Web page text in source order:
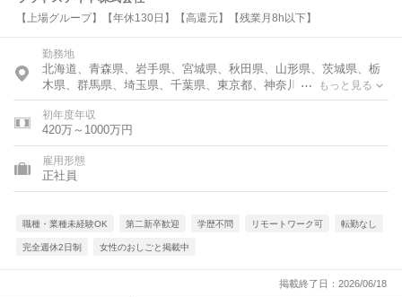
【上場グループ】【年休130日】【高還元】【残業月8h以下】
勤務地
北海道、青森県、岩手県、宮城県、秋田県、山形県、茨城県、栃
木県、群馬県、埼玉県、千葉県、東京都、神奈川県、富山県、石
川県、福井県、新潟県、山梨県、長野県、岐阜県、静岡県、愛知
県、三重県、滋賀県、京都府、大阪府、兵庫県、奈良県、和歌山
県、鳥取県、島根県、岡山県、広島県、山口県、徳島県、香川
県、愛媛県、高知県、福岡県、佐賀県、長崎県、熊本県、大分
県、宮崎県、鹿児島県、沖縄県
もっと見る
初年度年収
420万～1000万円
雇用形態
正社員
職種・業種未経験OK 第二新卒歓迎 学歴不問 リモートワーク可 転勤なし
完全週休2日制 女性のおしごと掲載中
掲載終了日：2026/06/18